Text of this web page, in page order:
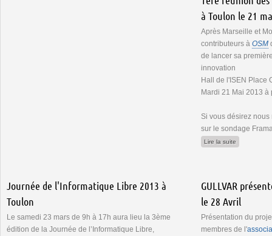
à Toulon le 21
Après Marseille et
contributeurs à OSM
de lancer sa
innovation
Hall de l'ISEN Place
Mardi 21 Mai 2013 à
Si vous désirez
sur le sondage
Lire la suite
Journée de l'Informatique Libre 2013 à
Toulon
Le samedi 23 mars de 9h à 17h aura lieu la 3ème
édition de la Journée de l’Informatique Libre,
GULLVAR
le 28 Avril
Présentation du
membres de l'